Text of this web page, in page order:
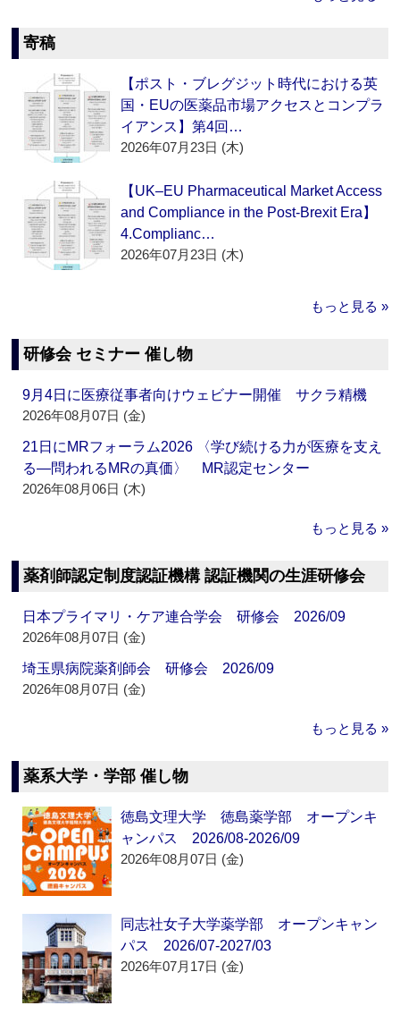
寄稿
【ポスト・ブレグジット時代における英
国・EUの医薬品市場アクセスとコンプラ
イアンス】第4回…
2026年07月23日 (木)
【UK–EU Pharmaceutical Market Access
and Compliance in the Post-Brexit Era】
4.Complianc…
2026年07月23日 (木)
もっと見る »
研修会 セミナー 催し物
9月4日に医療従事者向けウェビナー開催 サクラ精機
2026年08月07日 (金)
21日にMRフォーラム2026 〈学び続ける力が医療を支え
る―問われるMRの真価〉 MR認定センター
2026年08月06日 (木)
もっと見る »
薬剤師認定制度認証機構 認証機関の生涯研修会
日本プライマリ・ケア連合学会 研修会 2026/09
2026年08月07日 (金)
埼玉県病院薬剤師会 研修会 2026/09
2026年08月07日 (金)
もっと見る »
薬系大学・学部 催し物
徳島文理大学 徳島薬学部 オープンキ
ャンパス 2026/08-2026/09
2026年08月07日 (金)
同志社女子大学薬学部 オープンキャン
パス 2026/07-2027/03
2026年07月17日 (金)